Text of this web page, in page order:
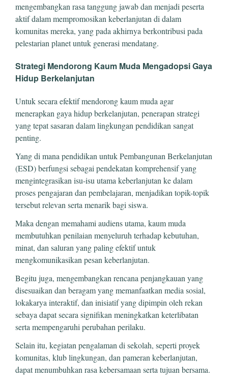
mengembangkan rasa tanggung jawab dan menjadi peserta
aktif dalam mempromosikan keberlanjutan di dalam
komunitas mereka, yang pada akhirnya berkontribusi pada
pelestarian planet untuk generasi mendatang.
Strategi Mendorong Kaum Muda Mengadopsi Gaya
Hidup Berkelanjutan
Untuk secara efektif mendorong kaum muda agar
menerapkan gaya hidup berkelanjutan, penerapan strategi
yang tepat sasaran dalam lingkungan pendidikan sangat
penting.
Yang di mana pendidikan untuk Pembangunan Berkelanjutan
(ESD) berfungsi sebagai pendekatan komprehensif yang
mengintegrasikan isu-isu utama keberlanjutan ke dalam
proses pengajaran dan pembelajaran, menjadikan topik-topik
tersebut relevan serta menarik bagi siswa.
Maka dengan memahami audiens utama, kaum muda
membutuhkan penilaian menyeluruh terhadap kebutuhan,
minat, dan saluran yang paling efektif untuk
mengkomunikasikan pesan keberlanjutan.
Begitu juga, mengembangkan rencana penjangkauan yang
disesuaikan dan beragam yang memanfaatkan media sosial,
lokakarya interaktif, dan inisiatif yang dipimpin oleh rekan
sebaya dapat secara signifikan meningkatkan keterlibatan
serta mempengaruhi perubahan perilaku.
Selain itu, kegiatan pengalaman di sekolah, seperti proyek
komunitas, klub lingkungan, dan pameran keberlanjutan,
dapat menumbuhkan rasa kebersamaan serta tujuan bersama.